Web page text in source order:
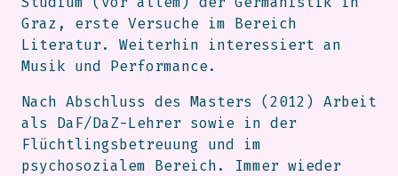
Graz, erste Versuche im Bereich
Literatur. Weiterhin interessiert an
Musik und Performance.
Nach Abschluss des Masters (2012) Arbeit
als DaF/DaZ-Lehrer sowie in der
Flüchtlingsbetreuung und im
psychosozialem Bereich. Immer wieder